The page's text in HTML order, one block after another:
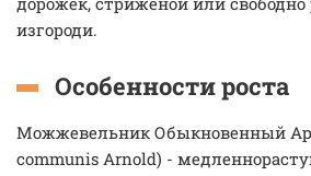
изгороди.
Особенности роста
Можжевельник Обыкновенный
communis Arnold) -